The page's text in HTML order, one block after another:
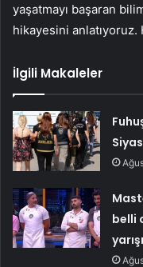
yaşatmayı başaran
hikayesini
İlgili Makaleler
belli